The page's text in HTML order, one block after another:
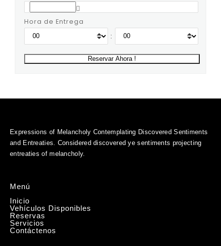
Hora de Entrega
:
Expressions of Melancholy Contemplating Discovered Sentiments
and Entreaties. Considered discovered ye sentiments projecting
entreaties of melancholy.
Menú
Inicio
Vehículos Disponibles
Reservas
Servicios
Contáctenos